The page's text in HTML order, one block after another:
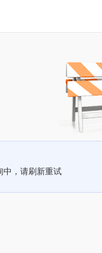
中，请刷新重试